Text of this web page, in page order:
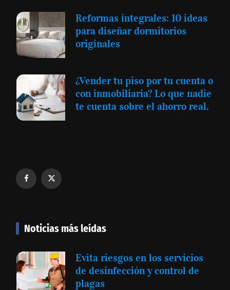
Reformas integrales: 10 ideas
para diseñar dormitorios
originales
¿Vender tu piso por tu cuenta o
con inmobiliaria? Lo que nadie
te cuenta sobre el ahorro real.
Noticias más leídas
Evita riesgos en los servicios
de desinfección y control de
plagas